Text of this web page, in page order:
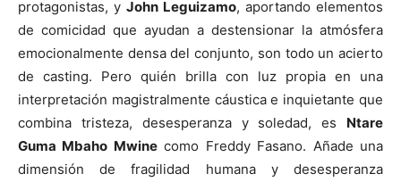
protagonistas, y John Leguizamo, aportando elementos
de comicidad que ayudan a destensionar la atmósfera
emocionalmente densa del conjunto, son todo un acierto
de casting. Pero quién brilla con luz propia en una
interpretación magistralmente cáustica e inquietante que
combina tristeza, desesperanza y soledad, es Ntare
Guma Mbaho Mwinecomo Freddy Fasano. Añade una
dimensión de fragilidad humana y desesperanza